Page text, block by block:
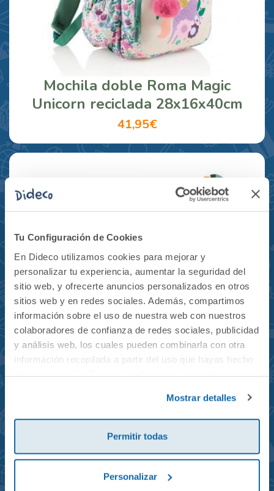
Tu Configuración de Cookies
En Dideco utilizamos cookies para mejorar y
personalizar tu experiencia, aumentar la seguridad del
sitio web, y ofrecerte anuncios personalizados en otros
sitios web y en redes sociales. Además, compartimos
información sobre el uso de nuestra web con nuestros
colaboradores de confianza de redes sociales, publicidad
y análisis web, los cuales pueden combinarla con otra
información recopilada a partir del uso que hayas hecho
Mostrar detalles
Permitir todas
Personalizar
Mochila doble Roma Magic
Unicorn reciclada 28x16x40cm
41,95€
reciclada 21x10x28cm
23,95€